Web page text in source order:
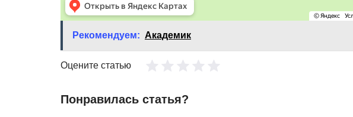
Рекомендуем: Академик
Оцените статью
Понравилась статья?